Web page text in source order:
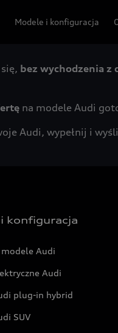
Modele i konfiguracja
bez wychodzenia z
na modele Audi
Audi, wypełnij i
konfiguracja
Audi
Audi
plug-in hybrid
SUV